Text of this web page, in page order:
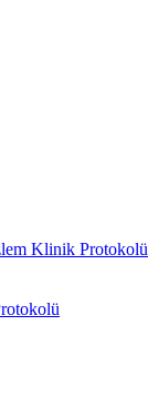
Klinik Protokolü